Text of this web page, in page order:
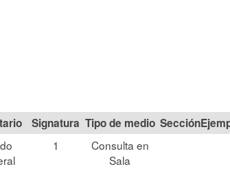
Signatura Tipo de medio Sección
1
Consulta en
Sala